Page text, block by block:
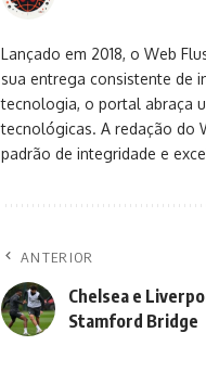
Lançado em 2018, o Web
sua entrega consistente de
tecnologia, o portal abraça
tecnológicas. A redação do
padrão de integridade e
ANTERIOR
Chelsea e
Stamford Bridge